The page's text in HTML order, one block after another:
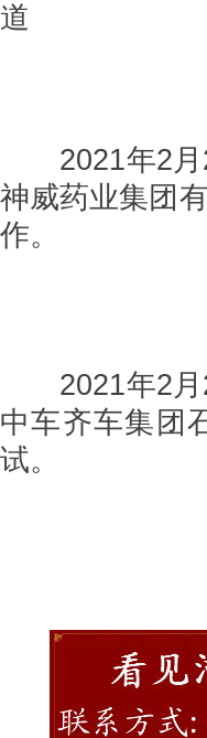
道
2021年2月
神威药业集团
作。
2021年2月
中车齐车集团
试。